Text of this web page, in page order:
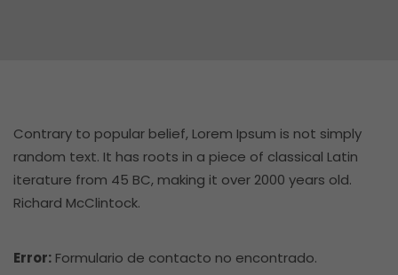
Contrary to popular belief, Lorem Ipsum is not simply
random text. It has roots in a piece of classical Latin
iterature from 45 BC, making it over 2000 years old.
Richard McClintock.
Error: Formulario de contacto no encontrado.